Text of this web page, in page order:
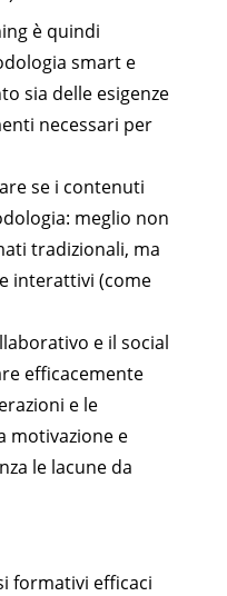
è quindi
smart e
sia delle esigenze
necessari per
se i contenuti
meglio non
tradizionali, ma
interattivi (come
e il social
efficacemente
e le
motivazione e
le lacune da
formativi efficaci